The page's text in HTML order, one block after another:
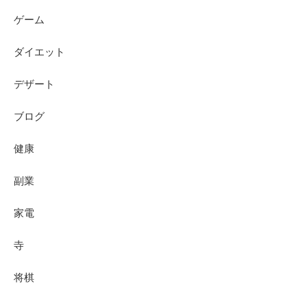
ゲーム
ダイエット
デザート
ブログ
健康
副業
家電
寺
将棋